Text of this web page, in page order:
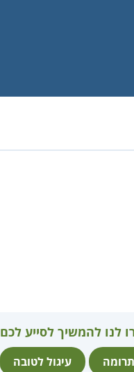
לנו להמשיך לסייע לכם
תרומה עיגול לטובה